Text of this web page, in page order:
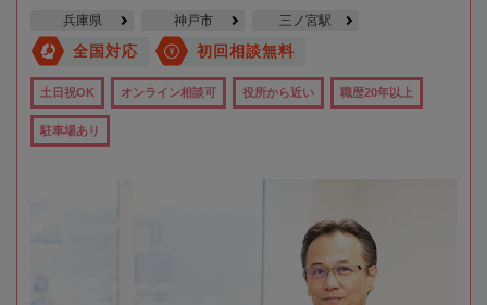
兵庫県 神戸市 三ノ宮駅
全国対応 初回相談無料
土日祝OK オンライン相談可 役所から近い 職歴20年以上
駐車場あり